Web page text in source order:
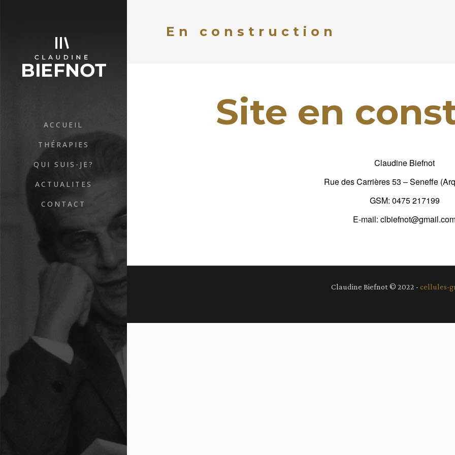
ACCUEIL
THÉRAPIES
QUI SUIS-JE?
ACTUALITES
CONTACT
En construction
Site en
Claudine Biefnot
Rue des Carrières 53 – Seneffe
GSM: 0475 217199
E-mail:
Claudine Biefnot © 2022 - cellules-